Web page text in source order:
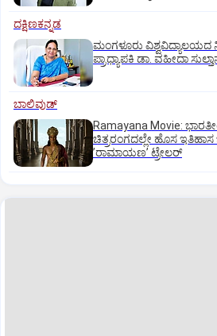
ದಕ್ಷಿಣಕನ್ನಡ
ಮಂಗಳೂರು ವಿಶ್ವವಿದ್ಯಾಲಯದ
ಪ್ರಾಧ್ಯಾಪಕಿ ಡಾ. ವಹೀದಾ
ಬಾಲಿವುಡ್‌
Ramayana Movie:
ಚಿತ್ರರಂಗದಲ್ಲೇ ಹೊಸ
ʼರಾಮಾಯಣʼ ಟ್ರೇಲರ್